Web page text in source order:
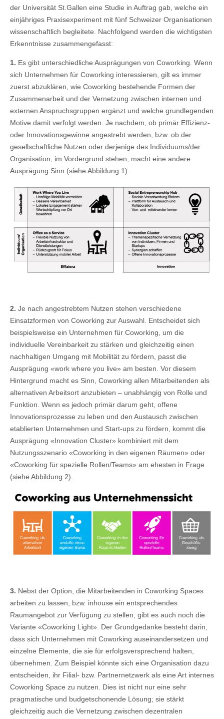
der Universität St.Gallen eine Studie in Auftrag gab, welche ein
einjähriges Praxisexperiment mit fünf Schweizer Organisationen
wissenschaftlich begleitete. Nachfolgend werden die wichtigsten
Erkenntnisse zusammengefasst:
1. Es gibt unterschiedliche Ausprägungen von Coworking. Wenn
sich Unternehmen für Coworking interessieren, gilt es immer
zuerst abzuklären, wie Coworking bestehende Formen der
Zusammenarbeit und der Vernetzung zwischen internen und
externen Anspruchsgruppen ergänzt und welche grundlegenden
Motive damit verfolgt werden. Je nachdem, ob primär Effizienz-
oder Innovationsgewinne angestrebt werden, bzw. ob der
gesellschaftliche Nutzen oder derjenige des Individuums/der
Organisation, im Vordergrund stehen, macht eine andere
Ausprägung Sinn (siehe Abbildung 1).
2. Je nach angestrebtem Nutzen stehen verschiedene
Einsatzformen von Coworking zur Auswahl. Entscheidet sich
beispielsweise ein Unternehmen für Coworking, um die
individuelle Vereinbarkeit zu stärken und gleichzeitig einen
nachhaltigen Umgang mit Mobilität zu fördern, passt die
Ausprägung «work where you live» am besten. Vor diesem
Hintergrund macht es Sinn, Coworking allen Mitarbeitenden als
alternativen Arbeitsort anzubieten – unabhängig von Rolle und
Funktion. Wenn es jedoch primär darum geht, offene
Innovationsprozesse zu leben und den Austausch zwischen
etablierten Unternehmen und Start-ups zu fördern, kommt die
Ausprägung «Innovation Cluster» kombiniert mit dem
Nutzungsszenario «Coworking in den eigenen Räumen» oder
«Coworking für spezielle Rollen/Teams» am ehesten in Frage
(siehe Abbildung 2).
3. Nebst der Option, die Mitarbeitenden in Coworking Spaces
arbeiten zu lassen, bzw. inhouse ein entsprechendes
Raumangebot zur Verfügung zu stellen, gibt es auch noch die
Variante «Coworking Light». Der Grundgedanke besteht darin,
dass sich Unternehmen mit Coworking auseinandersetzen und
einzelne Elemente, die sie für erfolgsversprechend halten,
übernehmen. Zum Beispiel könnte sich eine Organisation dazu
entscheiden, ihr Filial- bzw. Partnernetzwerk als eine Art internes
Coworking Space zu nutzen. Dies ist nicht nur eine sehr
pragmatische und budgetschonende Lösung; sie stärkt
gleichzeitig auch die Vernetzung zwischen dezentralen